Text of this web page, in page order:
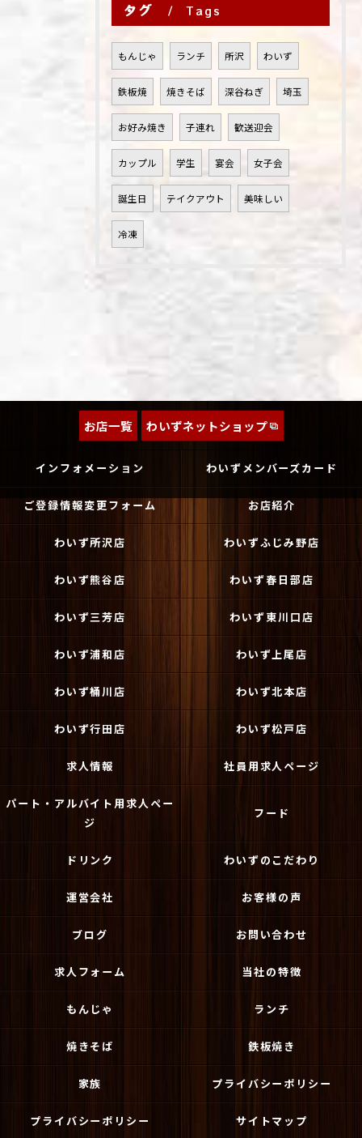
タグ Tags
もんじゃ ランチ 所沢 わいず
鉄板焼 焼きそば 深谷ねぎ 埼玉
お好み焼き 子連れ 歓送迎会
カップル 学生 宴会 女子会
誕生日 テイクアウト 美味しい
冷凍
お店一覧 わいずネットショップ
インフォメーション わいずメンバーズカード
ご登録情報変更フォーム お店紹介
わいず所沢店 わいずふじみ野店
わいず熊谷店 わいず春日部店
わいず三芳店 わいず東川口店
わいず浦和店 わいず上尾店
わいず桶川店 わいず北本店
わいず行田店 わいず松戸店
求人情報 社員用求人ページ
パート・アルバイト用求人ペー
ジ
フード
ドリンク わいずのこだわり
運営会社 お客様の声
ブログ お問い合わせ
求人フォーム 当社の特徴
もんじゃ ランチ
焼きそば 鉄板焼き
家族 プライバシーポリシー
プライバシーポリシー サイトマップ